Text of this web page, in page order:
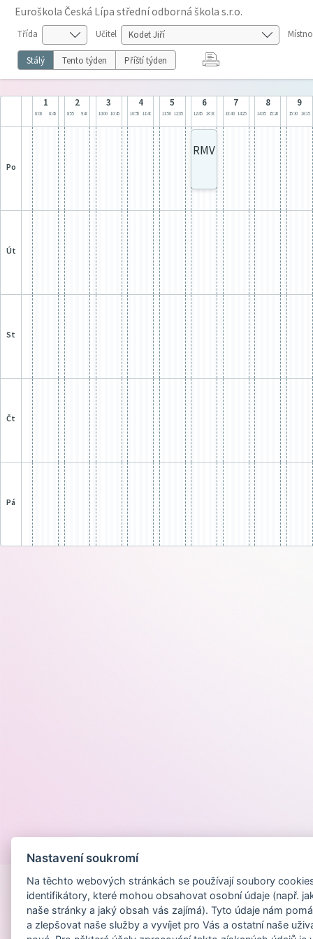
Euroškola Česká Lípa střední odborná škola s.r.o.
Třída Učitel
Stálý Tento týden Příští týden
1
8:00 8:45
2
8:55 9:40
3
10:00 10:45
4
10:55 11:40
5
11:50 12:35
6
12:45 13:30
7
13:40 14:25
8
14:35 15:20
9
15:30 16:15
po
RMV
út
st
čt
pá
Nastavení soukromí
Na těchto webových stránkách se používají soubory
identifikátory, které mohou obsahovat osobní údaje (např.
naše stránky a jaký obsah vás zajímá). Tyto údaje nám
a zlepšovat naše služby a vyvíjet pro Vás a ostatní naše